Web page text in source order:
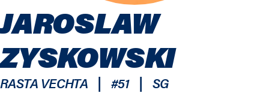
JAROSLAW
ZYSKOWSKI
RASTA VECHTA | #51 | SG